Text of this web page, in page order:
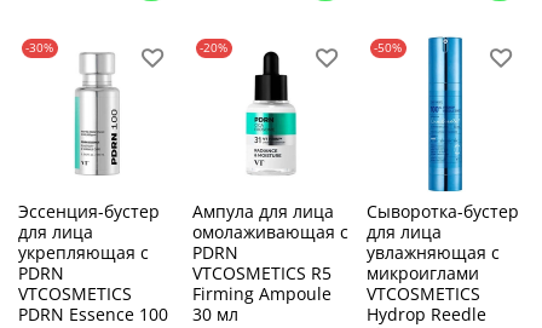
-30%
Эссенция-бустер
для лица
укрепляющая с
PDRN
VTCOSMETICS
PDRN Essence 100
-20%
Ампула для лица
омолаживающая с
PDRN
VTCOSMETICS R5
Firming Ampoule
30 мл
-50%
Сыворотка-бустер
для лица
увлажняющая с
микроиглами
VTCOSMETICS
Hydrop Reedle